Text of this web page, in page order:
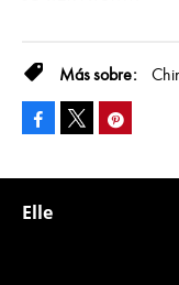
Facebook
Elle